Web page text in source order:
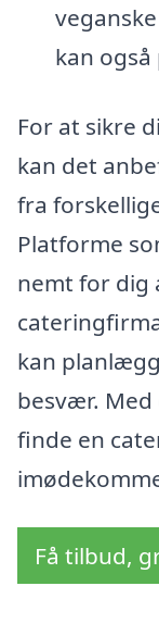
kan
For at sikre
kan det
fra
Platforme
nemt for dig
kan
besvær.
finde en
Få tilbud,